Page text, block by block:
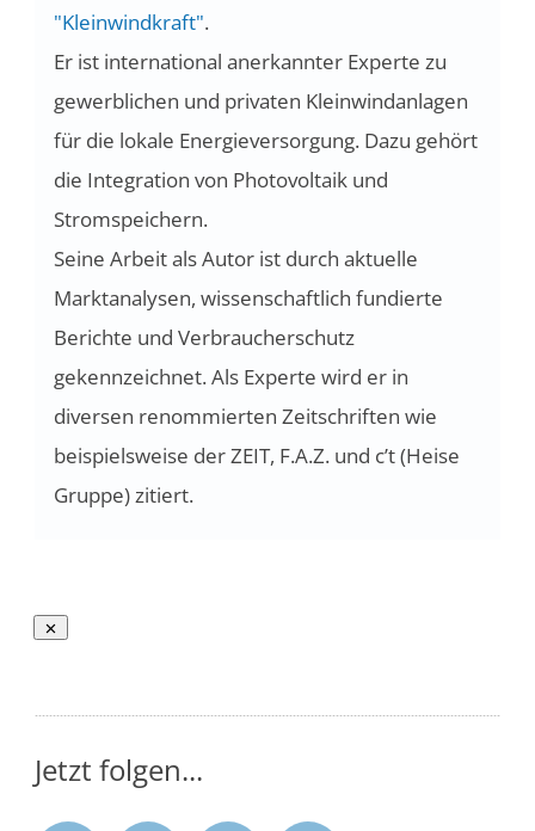
"Kleinwindkraft".
Er ist international anerkannter Experte zu
gewerblichen und privaten Kleinwindanlagen
für die lokale Energieversorgung. Dazu gehört
die Integration von Photovoltaik und
Stromspeichern.
Seine Arbeit als Autor ist durch aktuelle
Marktanalysen, wissenschaftlich fundierte
Berichte und Verbraucherschutz
gekennzeichnet. Als Experte wird er in
diversen renommierten Zeitschriften wie
beispielsweise der ZEIT, F.A.Z. und c’t (Heise
Gruppe) zitiert.
Jetzt folgen...